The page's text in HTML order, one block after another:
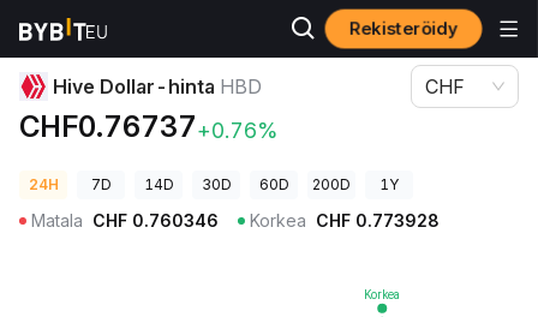
Rekisteröidy
Kryptohinnat
Hive Dollar-hinta HBD
CHF0.76737+0.76%
CHF
24H 7D 14D 30D 60D 200D 1Y
Matala CHF 0.760346 Korkea CHF 0.773928